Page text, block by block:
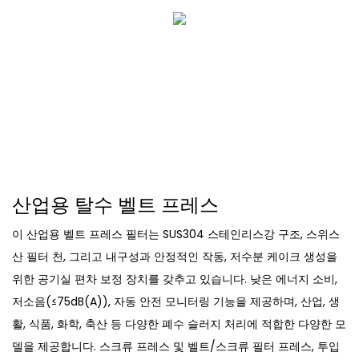
산업용 탈수 벨트 프레스
이 산업용 벨트 프레스 필터는 SUS304 스테인리스강 구조, ​​스위스
산 필터 천, 그리고 내구성과 안정적인 작동, 저수분 케이크 생성을
위한 공기실 편차 보정 장치를 갖추고 있습니다. 낮은 에너지 소비,
저소음(≤75dB(A)), 자동 안전 모니터링 기능을 제공하며, 산업, 생
활, 식품, 화학, 축산 등 다양한 폐수 슬러지 처리에 적합한 다양한 모
델을 제공합니다. 스크류 프레스 및 벨트/스크류 필터 프레스, 투입